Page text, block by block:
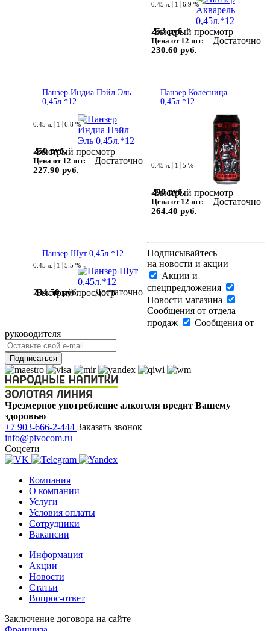
Быстрый просмотр
0.45 л. 1 6.9 %
253 руб.
Цена от 12 шт:
230.60 руб.
Достаточно
Панзер Индиа Пэйл Эль
0,45л.*12
Быстрый просмотр
0.45 л. 1 6.8 %
250 руб.
Цена от 12 шт:
227.90 руб.
Достаточно
Панзер Колесница
0,45л.*12
Быстрый просмотр
0.45 л. 1 5 %
290 руб.
Цена от 12 шт:
264.40 руб.
Достаточно
Панзер Шут 0,45л.*12
Быстрый просмотр
0.45 л. 1 5.5 %
234.50 руб. Достаточно
Подписывайтесь
на новости и акции
Акции и
спецпредложения
Новости магазина
Сообщения от отдела
продаж
Сообщения от
руководителя
Чрезмерное употребление алкоголя вредит Вашему
здоровью
+7 903-666-2-444 Заказать звонок
info@pivocom.ru
Соцсети
Компания
О компании
Услуги
Условия оплаты
Сотрудники
Вакансии
Информация
Акции
Новости
Статьи
Вопрос-ответ
Заключение договора на сайте